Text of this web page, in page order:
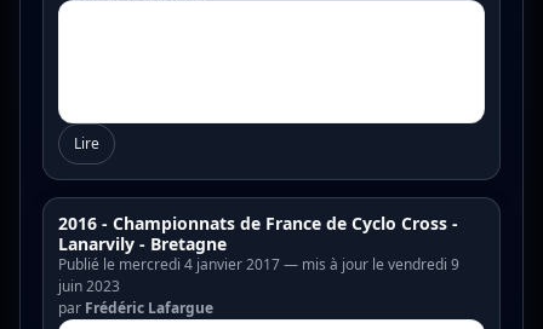
Lire
2016 - Championnats de France de Cyclo Cross -
Lanarvily - Bretagne
Publié le mercredi 4 janvier 2017 — mis à jour le vendredi 9
juin 2023
par Frédéric Lafargue